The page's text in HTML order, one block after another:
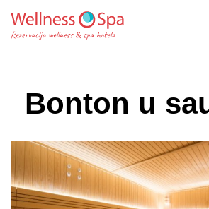
Bonton u